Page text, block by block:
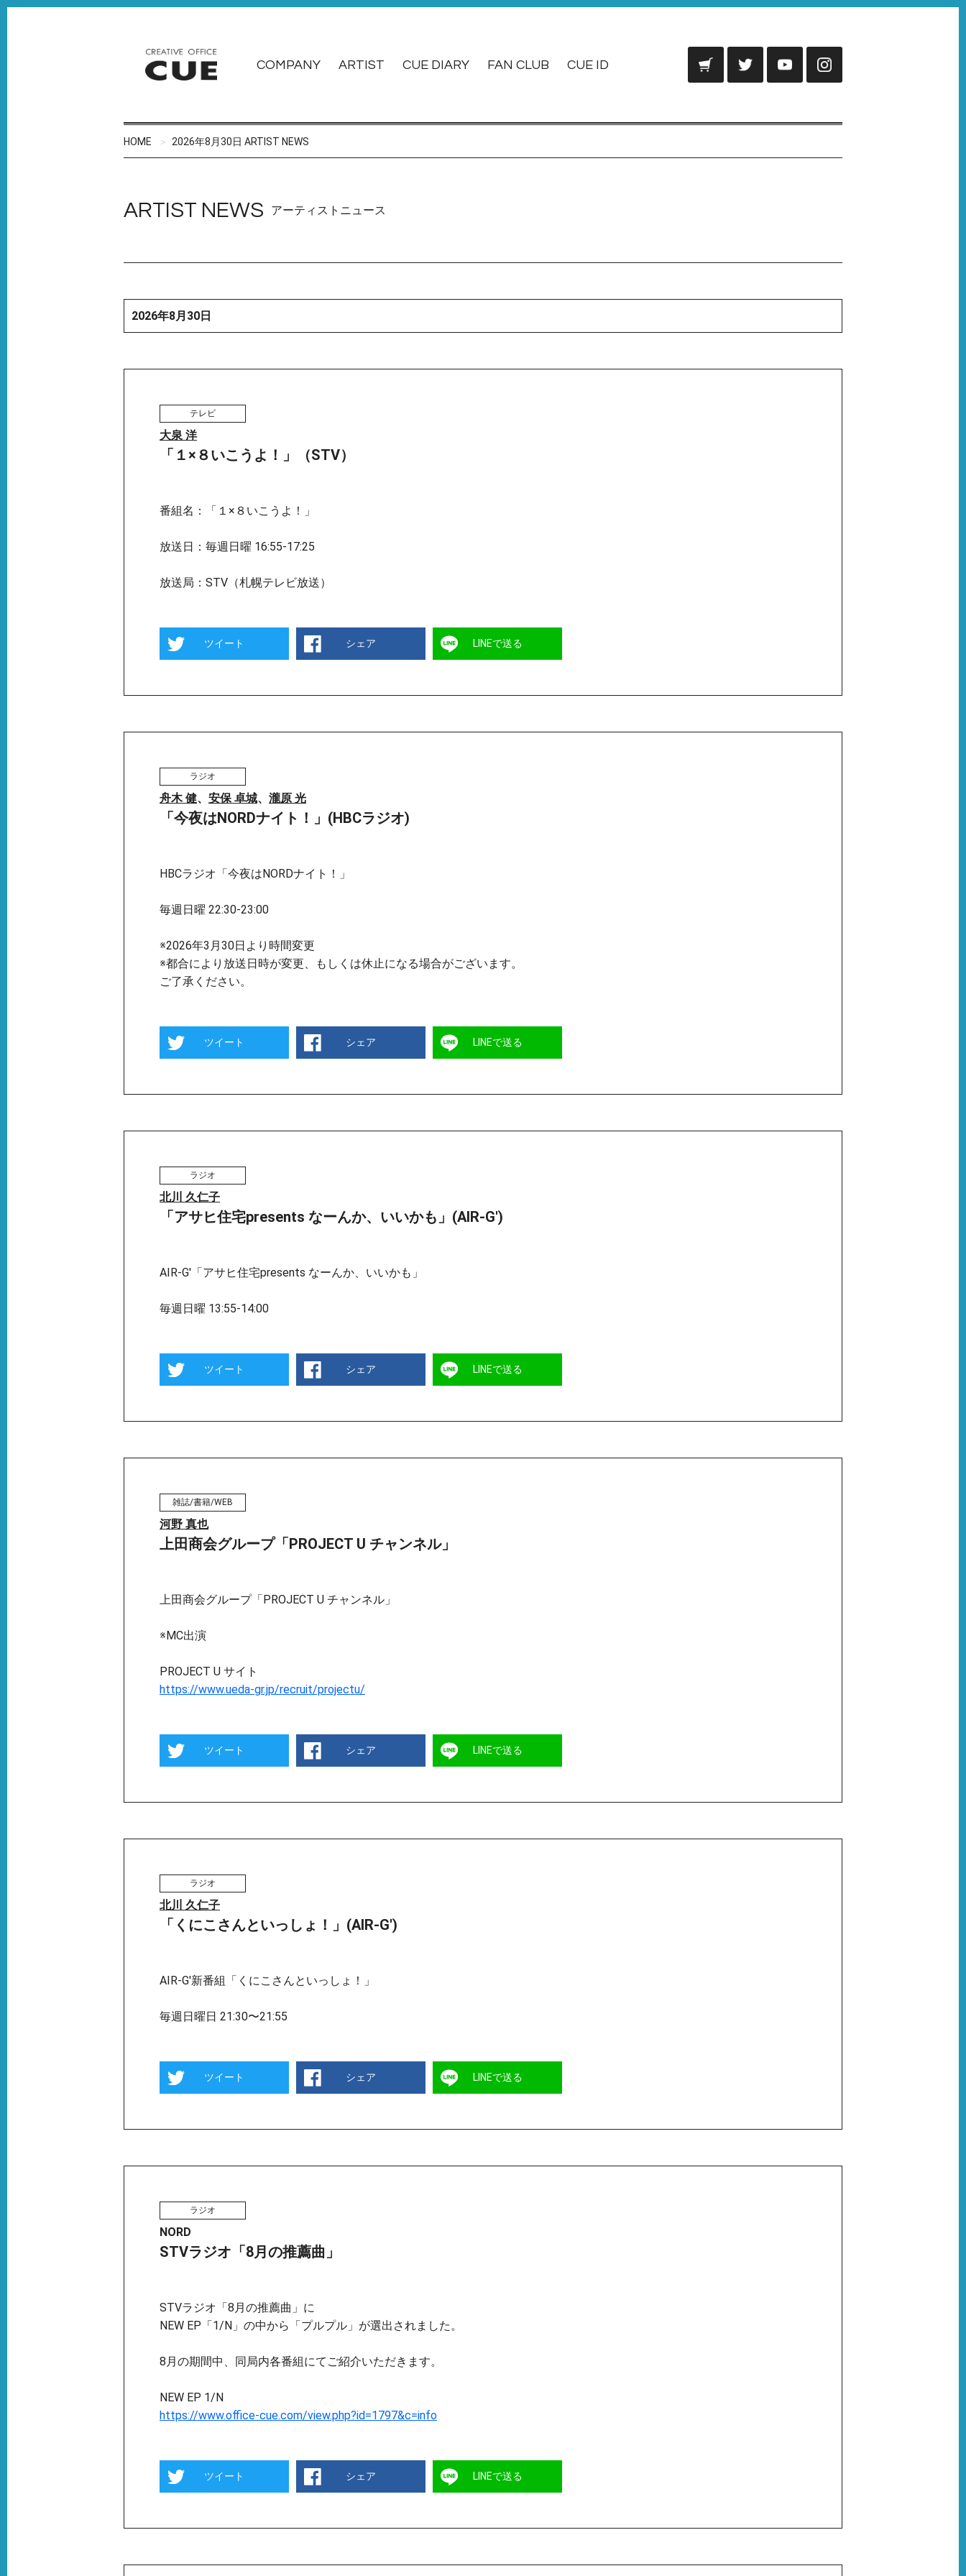
COMPANY ARTIST CUE DIARY FAN CLUB CUE ID
HOME 2026年8月30日 ARTIST NEWS
ARTIST NEWS アーティストニュース
2026年8月30日
テレビ
大泉 洋
「１×８いこうよ！」（STV）
番組名：「１×８いこうよ！」
放送日：毎週日曜 16:55-17:25
放送局：STV（札幌テレビ放送）
ツイート シェア LINEで送る
ラジオ
舟木 健、 安保 卓城、 瀧原 光
「今夜はNORDナイト！」(HBCラジオ)
HBCラジオ「今夜はNORDナイト！」
毎週日曜 22:30-23:00
※2026年3月30日より時間変更
※都合により放送日時が変更、もしくは休止になる場合がございます。
ご了承ください。
ツイート シェア LINEで送る
ラジオ
北川 久仁子
「アサヒ住宅presents なーんか、いいかも」(AIR-G')
AIR-G'「アサヒ住宅presents なーんか、いいかも」
毎週日曜 13:55-14:00
ツイート シェア LINEで送る
雑誌/書籍/WEB
河野 真也
上田商会グループ「PROJECT U チャンネル」
上田商会グループ「PROJECT U チャンネル」
※MC出演
PROJECT U サイト
https://www.ueda-gr.jp/recruit/projectu/
ツイート シェア LINEで送る
ラジオ
北川 久仁子
「くにこさんといっしょ！」(AIR-G')
AIR-G'新番組「くにこさんといっしょ！」
毎週日曜日 21:30〜21:55
ツイート シェア LINEで送る
ラジオ
NORD
STVラジオ「8月の推薦曲」
STVラジオ「8月の推薦曲」に
NEW EP「1/N」の中から「プルプル」が選出されました。
8月の期間中、同局内各番組にてご紹介いただきます。
NEW EP 1/N
https://www.office-cue.com/view.php?id=1797&c=info
ツイート シェア LINEで送る